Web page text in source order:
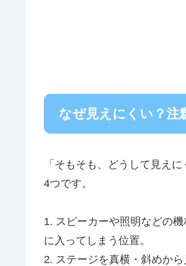
なぜ見えにくい？注
「そもそも、どうして見え
4つです。
1. スピーカーや照明などの
に入ってしまう位置。
2. ステージを真横・斜めか